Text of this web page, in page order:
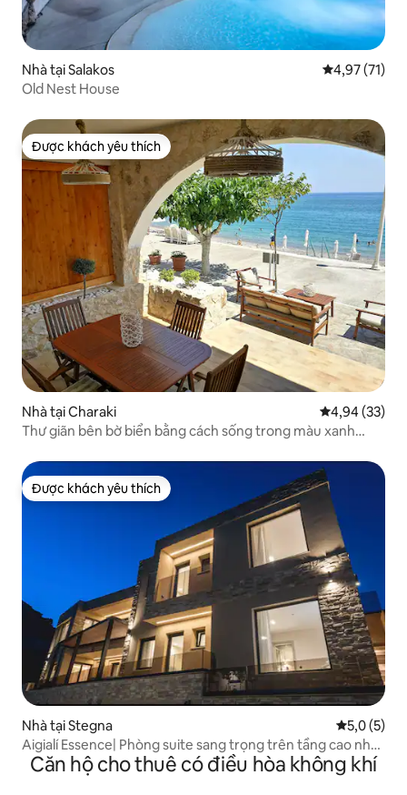
Nhà tại Salakos Xếp hạng
4,97 (71)
Old Nest House
Được khách yêu thích
Được khách yêu thích
Nhà tại Charaki Xếp hạng
4,94 (33)
Thư giãn bên bờ biển bằng cách sống trong màu xanh
Được khách yêu thích
Được khách yêu thích
Nhà tại Stegna Xếp hạng
5,0 (5)
Aigialí Essence| Phòng suite sang trọng trên tầng cao nhất
hướng biển
Căn hộ cho thuê có điều hòa không khí